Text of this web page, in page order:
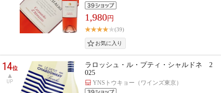
1,980円
(39)
14位
UP
ラロッシュ・ル・プティ・シャルドネ 2
025
YNSトウキョー（ワインズ東京）